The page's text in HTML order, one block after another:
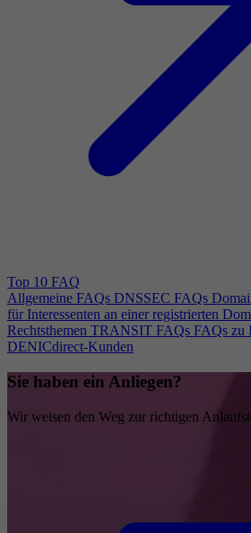
Top 10 FAQ
Allgemeine FAQs DNSSEC FAQs
für Interessenten an einer registrierten
Rechtsthemen TRANSIT FAQs FAQs zu
DENICdirect-Kunden
Sie haben ein Anliegen?
Wir weisen den Weg zur richtigen